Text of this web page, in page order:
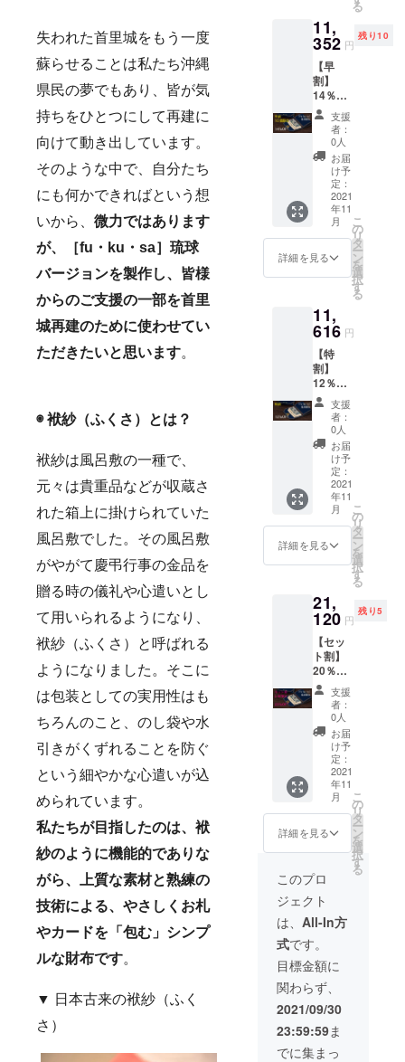
失われた首里城をもう一度
蘇らせることは私たち沖縄
県民の夢でもあり、皆が気
持ちをひとつにして再建に
向けて動き出しています。
そのような中で、自分たち
にも何かできればという想
いから、 微力ではあります
が、
［fu・ku・sa］琉球
バージョンを製作し、皆様
からのご支援の一部を首里
城再建のために使わせてい
ただきたいと思います。
◉ 袱紗（ふくさ）とは？
袱紗は風呂敷の一種で、
元々は貴重品などが収蔵さ
れた箱上に掛けられていた
風呂敷でした。その風呂敷
がやがて慶弔行事の金品を
贈る時の儀礼や心遣いとし
て用いられるようになり、
袱紗（ふくさ）と呼ばれる
ようになりました。そこに
は包装としての実用性はも
ちろんのこと、のし袋や水
引きがくずれることを防ぐ
という細やかな心遣いが込
められています。
私たちが目指したのは、袱
紗のように機能的でありな
がら、上質な素材と熟練の
技術による、やさしくお札
やカードを「包む」シンプ
ルな財布です。
▼ 日本古来の袱紗（ふく
さ）
る
11,
352 円
残り10
【早
割】
14％OF
F 10名
様限定
・完成
した製
品×１点
［一般
販売予
定価格
13,200
円（税
込）の
14%OF
F］
支援
者：
0人
お届
け予
定：
2021
年11
月
詳細を見る
こ
の
リ
タ
ー
ン
を
選
択
す
る
11,
616 円
【特
割】
12％OF
F ・完
成した
製品×１
点 ［一
般販売
予定価
13,200
円（税
込）の
12%OF
F］
支援
者：
0人
お届
け予
定：
2021
年11
月
詳細を見る
こ
の
リ
タ
ー
ン
を
選
択
す
る
21,
120 円
残り5
【セッ
ト割】
20％OF
F 5名
様限定
・完成
した製
品×2点
［一般
販売予
定価格
26,400
円（税
込）の
20%OF
F］
支援
者：
0人
お届
け予
定：
2021
年11
月
詳細を見る
こ
の
リ
タ
ー
ン
を
選
択
す
る
このプロ
ジェクト
は、 All-In方
式です。
目標金額に
関わらず、
2021/09/30
23:59:59ま
でに集まっ